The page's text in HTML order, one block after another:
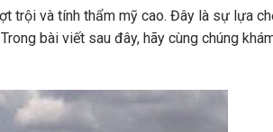
19.500.000₫.
trội và tính thẩm mỹ cao. Đây là sự lựa
bài viết sau đây, hãy cùng chúng